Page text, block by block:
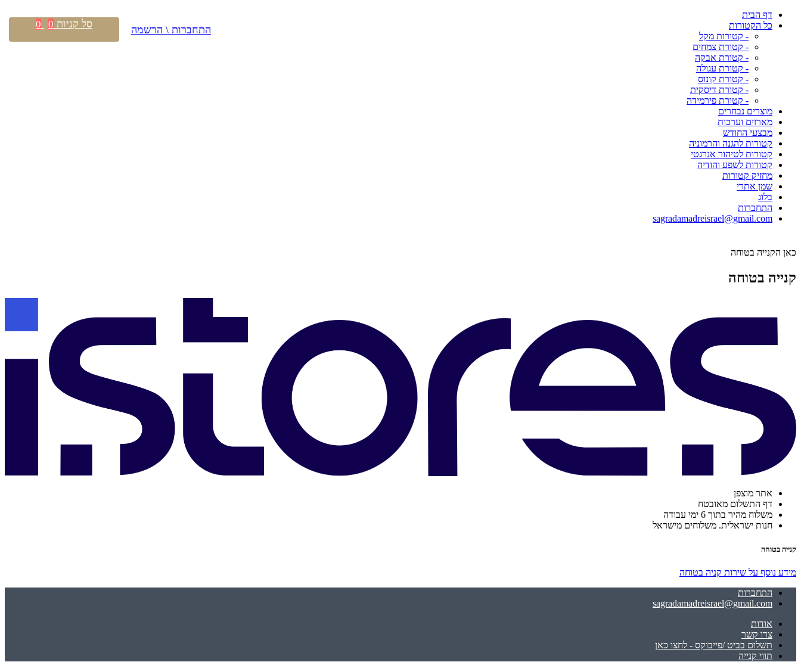
דף הבית
כל הקטורות
- קטורות מקל
- קטורת צמחים
- קטורת אבקה
- קטורת עגולה
- קטורת קונוס
- קטורת דיסקית
- קטורת פירמידה
מוצרים נבחרים
מארזים וערכות
מבצעי החודש
קטורות להגנה והרמוניה
קטורות לטיהור אנרגטי
קטורות לשפע והודיה
מחזיק קטורות
שמן אתרי
בלוג
התחברות
sagradamadreisrael@gmail.com
כאן הקנייה בטוחה
קנייה בטוחה
אתר מוצפן
דף התשלום מאובטח
משלוח מהיר בתוך 6 ימי עבודה
חנות ישראלית. משלוחים מישראל
קנייה בטוחה
מידע נוסף על שירות קניה בטוחה
התחברות
sagradamadreisrael@gmail.com
אודות
צרו קשר
תשלום בביט /פייבוקס - לחצו כאן
תווי קנייה
התחברות \ הרשמה סל קניות 0
0